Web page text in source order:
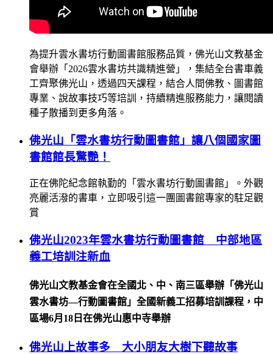
為提升雲水書坊行動圖書館服務品質，佛光山文教基金
會舉辦「2026雲水書坊共識精進營」，集結全台書車義
工齊聚佛光山，透過四天課程，結合人間佛教、圖書館
專業、說故事技巧等培訓，持續精進服務能力，讓閱讀
種子散播到更多角落。
佛光山「雲水書坊行動圖書館」讓八個國家圖
書館館長驚艷！
正在佛陀紀念館執勤的「雲水書坊行動圖書館」。外觀
亮麗活潑的書車，立即吸引這一團圖書館專家的駐足觀
賞
佛光山2023年雲水書坊行動圖書館 中部地區
義工培訓注新血
佛光山文教基金會在全國北、中、南三區舉辦「佛光山
雲水書坊—行動圖書館」全國新義工招募培訓課程，中
區場6月18日在佛光山惠中寺舉辦
佛光山上故事多 大小朋友大樹下聽故事